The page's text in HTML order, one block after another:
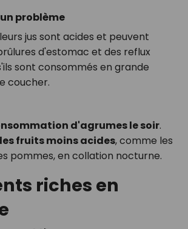
problème
jus sont acides et peuvent
d'estomac et des reflux
sont consommés en grande
coucher.
d'agrumes le soir.
fruits moins acides, comme les
pommes, en collation nocturne.
riches en